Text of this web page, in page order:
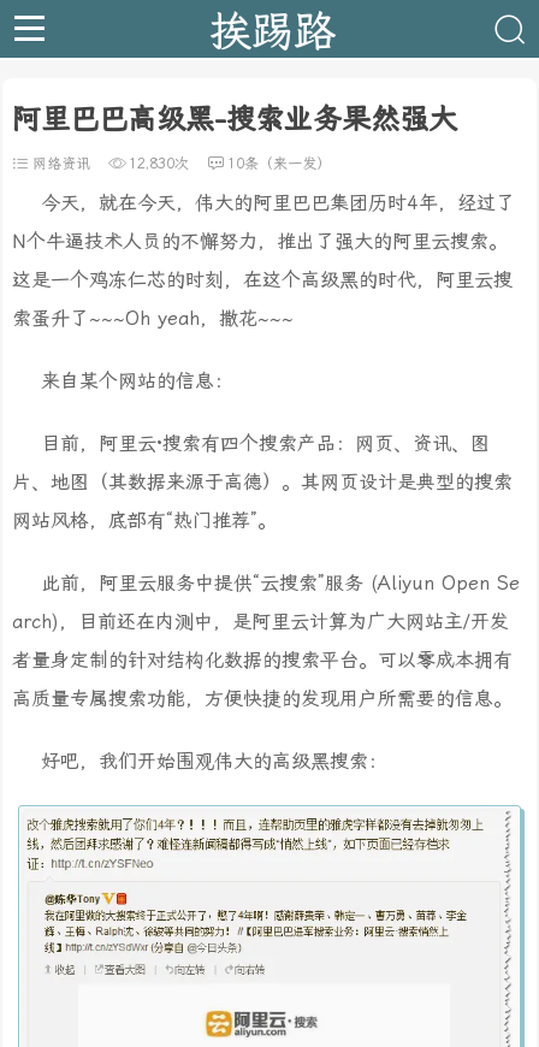
挨踢路
阿里巴巴高级黑-搜索业务果然强大
网络资讯 12,830次 10条（来一发）
今天，就在今天，伟大的阿里巴巴集团历时4年，经过了
N个牛逼技术人员的不懈努力，推出了强大的阿里云搜索。
这是一个鸡冻仁芯的时刻，在这个高级黑的时代，阿里云搜
索蛋升了~~~Oh yeah，撒花~~~
来自某个网站的信息：
目前，阿里云·搜索有四个搜索产品：网页、资讯、图
片、地图（其数据来源于高德）。其网页设计是典型的搜索
网站风格，底部有“热门推荐”。
此前，阿里云服务中提供“云搜索”服务 (Aliyun Open Se
arch)，目前还在内测中，是阿里云计算为广大网站主/开发
者量身定制的针对结构化数据的搜索平台。可以零成本拥有
高质量专属搜索功能，方便快捷的发现用户所需要的信息。
好吧，我们开始围观伟大的高级黑搜索：